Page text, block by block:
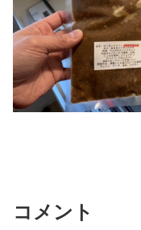
コメント